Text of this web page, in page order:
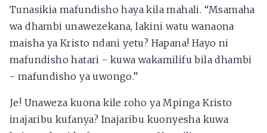
Tunasikia mafundisho haya kila mahali. “Msamaha
wa dhambi unawezekana, lakini watu wanaona
maisha ya Kristo ndani yetu? Hapana! Hayo ni
mafundisho hatari - kuwa wakamilifu bila dhambi
- mafundisho ya uwongo.”
Je! Unaweza kuona kile roho ya Mpinga Kristo
inajaribu kufanya? Inajaribu kuonyesha kuwa